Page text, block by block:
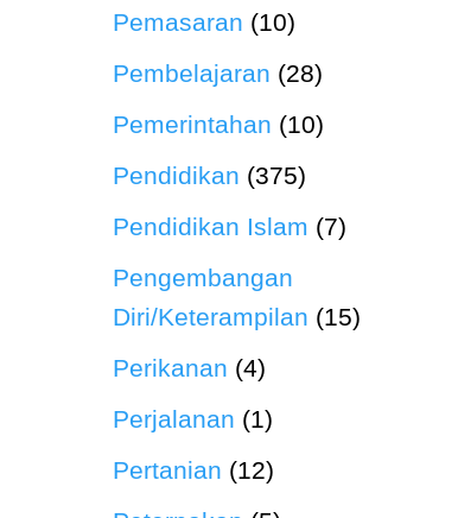
Pemasaran (10)
Pembelajaran (28)
Pemerintahan (10)
Pendidikan (375)
Pendidikan Islam (7)
Pengembangan
Diri/Keterampilan (15)
Perikanan (4)
Perjalanan (1)
Pertanian (12)